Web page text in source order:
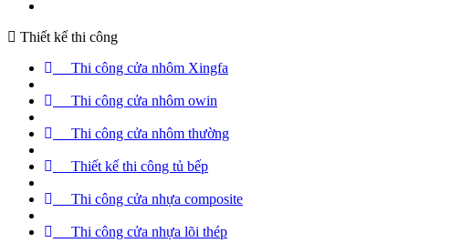
Thiết kế thi công
Thi công cửa nhôm Xingfa
Thi công cửa nhôm owin
Thi công cửa nhôm thường
Thiết kế thi công tủ bếp
Thi công cửa nhựa composite
Thi công cửa nhựa lõi thép